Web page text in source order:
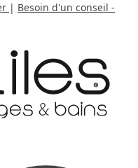
| Besoin d'un conseil -